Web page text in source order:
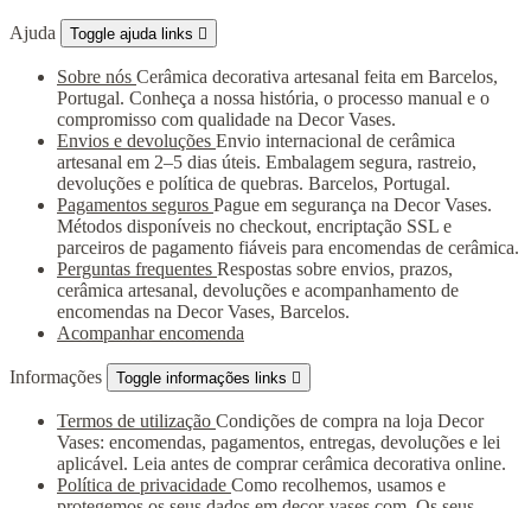
Ajuda Toggle ajuda links 
Sobre nós Cerâmica decorativa artesanal feita em Barcelos,
Portugal. Conheça a nossa história, o processo manual e o
compromisso com qualidade na Decor Vases.
Envios e devoluções Envio internacional de cerâmica
artesanal em 2–5 dias úteis. Embalagem segura, rastreio,
devoluções e política de quebras. Barcelos, Portugal.
Pagamentos seguros Pague em segurança na Decor Vases.
Métodos disponíveis no checkout, encriptação SSL e
parceiros de pagamento fiáveis para encomendas de cerâmica.
Perguntas frequentes Respostas sobre envios, prazos,
cerâmica artesanal, devoluções e acompanhamento de
encomendas na Decor Vases, Barcelos.
Acompanhar encomenda
Informações Toggle informações links 
Termos de utilização Condições de compra na loja Decor
Vases: encomendas, pagamentos, entregas, devoluções e lei
aplicável. Leia antes de comprar cerâmica decorativa online.
Política de privacidade Como recolhemos, usamos e